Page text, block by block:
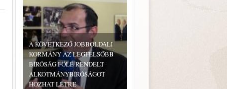
A KÖVETKEZŐ JOBBOLDALI
KORMÁNY AZ LEGFELSŐBB
BÍRÓSÁG FÖLÉ RENDELT
ALKOTMÁNYBÍRÓSÁGOT
HOZHAT LÉTRE